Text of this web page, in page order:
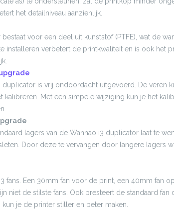
het detailniveau aanzienlijk.
bestaat voor een deel uit kunststof (PTFE), wat de
installeren verbetert de printkwaliteit en is ook het
duplicator is vrij ondoordacht uitgevoerd. De veren
kalibreren. Met een simpele wijziging kun je het
lagers van de Wanhao i3 duplicator laat te
Door deze te vervangen door langere lagers
fans. Een 30mm fan voor de print, een 40mm fan
niet de stilste fans. Ook presteert de standaard fan
je de printer stiller en beter maken.